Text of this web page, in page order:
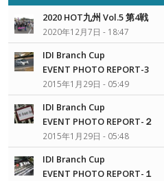
2020 HOT九州 Vol.5 第4戦
2020年12月7日 - 18:47
IDI Branch Cup
EVENT PHOTO REPORT-3
2015年1月29日 - 05:49
IDI Branch Cup
EVENT PHOTO REPORT-２
2015年1月29日 - 05:48
IDI Branch Cup
EVENT PHOTO REPORT-１